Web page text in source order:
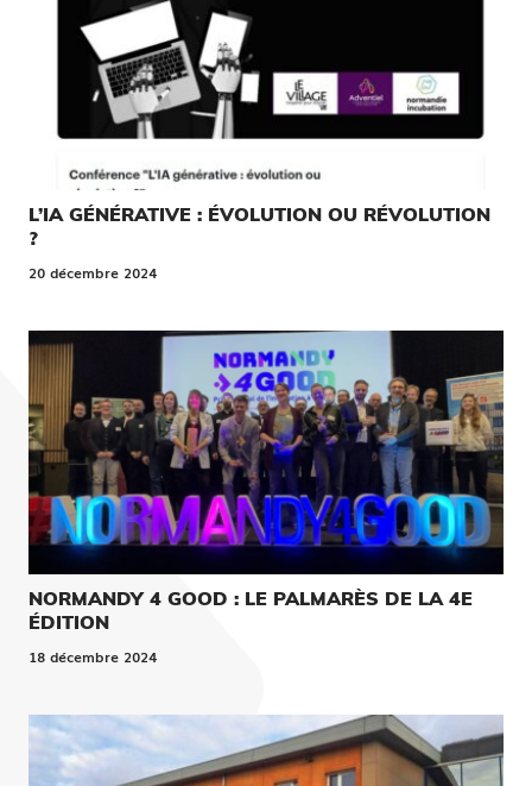
L’IA GÉNÉRATIVE : ÉVOLUTION OU RÉVOLUTION
?
20 décembre 2024
NORMANDY 4 GOOD : LE PALMARÈS DE LA 4E
ÉDITION
18 décembre 2024